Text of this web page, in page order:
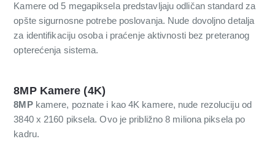
Kamere od 5 megapiksela predstavljaju odličan standard za
opšte sigurnosne potrebe poslovanja. Nude dovoljno detalja
za identifikaciju osoba i praćenje aktivnosti bez preteranog
opterećenja sistema.
8MP Kamere (4K)
8MPkamere, poznate i kao 4K kamere, nude rezoluciju od
3840 x 2160 piksela. Ovo je približno 8 miliona piksela po
kadru.